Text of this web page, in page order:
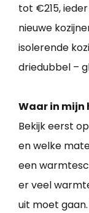
tot €215,
nieuwe
isolerende
driedubbel –
Waar in mijn
Bekijk eerst
en welke
een
er veel
uit moet